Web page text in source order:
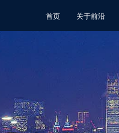
首页 关于前沿